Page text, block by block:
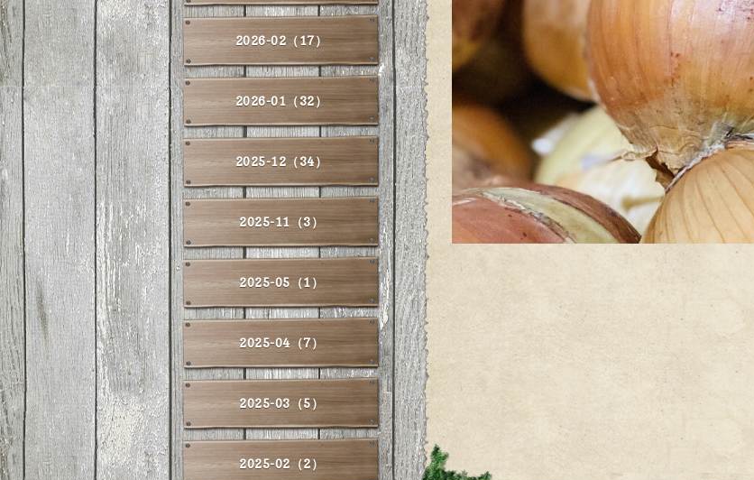
2026-02（17）
2026-01（32）
2025-12（34）
2025-11（3）
2025-05（1）
2025-04（7）
2025-03（5）
2025-02（2）